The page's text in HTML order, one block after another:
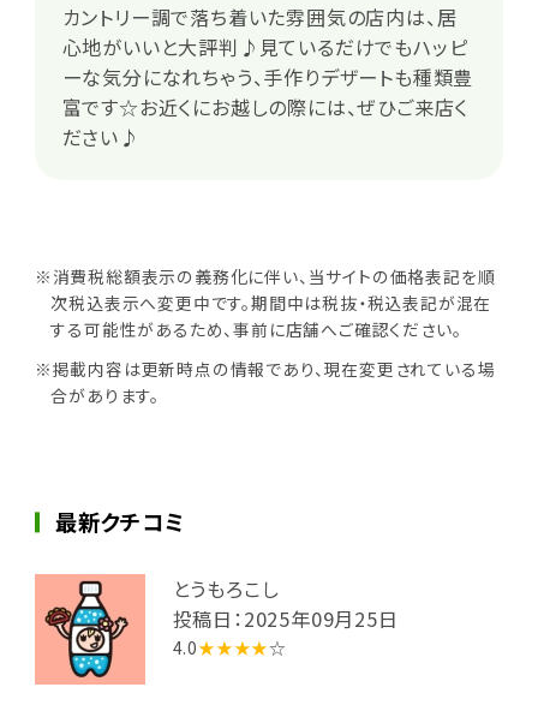
カントリー調で落ち着いた雰囲気の店内は、居
心地がいいと大評判♪見ているだけでもハッピ
ーな気分になれちゃう、手作りデザートも種類豊
富です☆お近くにお越しの際には、ぜひご来店く
ださい♪
※消費税総額表示の義務化に伴い、当サイトの価格表記を順
次税込表示へ変更中です。期間中は税抜・税込表記が混在
する可能性があるため、事前に店舗へご確認ください。
※掲載内容は更新時点の情報であり、現在変更されている場
合があります。
最新クチコミ
とうもろこし
投稿日：2025年09月25日
4.0★★★★☆